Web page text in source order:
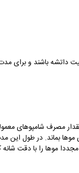
باشند و برای مدت
مصرف شامپوهای
دهید کف شامپو را در پشت گردن و گوش نیز پخش کنیدو
موها را با دقت شانه